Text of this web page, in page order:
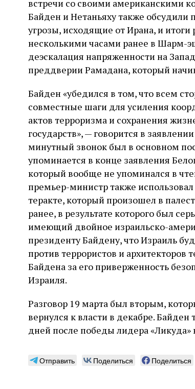
встречи со своими американскими
Байден и Нетаньяху также
угрозы, исходящие от Ирана, и итоги
несколькими часами ранее в Шарм-
деэскалация напряженности на
преддверии Рамадана, который
Байден «убедился в том, что всем
совместные шаги для усиления
актов терроризма и сохранения
государств», — говорится в
минутный звонок был в основном
упоминается в конце заявления
который вообще не упоминался в
премьер-министр также
теракте, который произошел в
ранее, в результате которого был
имеющий двойное израильско-
президенту Байдену, что Израиль
против террористов и архитекторов
Байдена за его приверженность
Израиля.
Разговор 19 марта был вторым,
вернулся к власти в декабре.
дней после победы лидера «Ликуда»
Отправить Поделиться Поделиться